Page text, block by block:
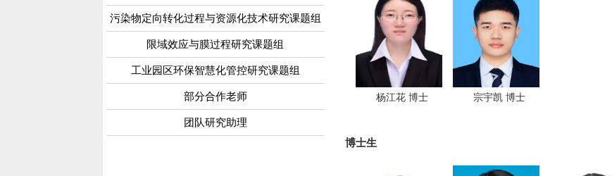
污染物定向转化过程与资源化技术研究课题组
限域效应与膜过程研究课题组
工业园区环保智慧化管控研究课题组
部分合作老师
团队研究助理
杨江花 博士 宗宇凯 博士
博士生